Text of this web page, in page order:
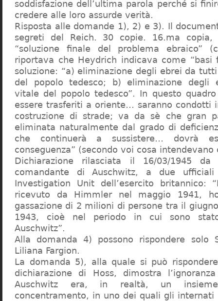
soddisfazione dell’ultima parola perché si
credere alle loro assurde verità.
Risposta alle domande 1), 2) e 3). Il
segreti del Reich. 30 copie. 16.ma copia,
“soluzione finale del problema ebraico”
riportava che Heydrich indicava come “basi
soluzione: “a) eliminazione degli ebrei da
del popolo tedesco; b) eliminazione degli
vitale del popolo tedesco”. In questo
essere trasferiti a oriente… saranno condotti
costruzione di strade; va da sè che gran
eliminata naturalmente dal grado di
che continuerà a sussistere… dovrà
conseguenza” (secondo voi cosa intendevano
Dichiarazione rilasciata il 16/03/1945
comandante di Auschwitz, a due
Investigation Unit dell’esercito britannico:
ricevuto da Himmler nel maggio 1941,
gassazione di 2 milioni di persone tra il
1943, cioè nel periodo in cui sono
Auschwitz”.
Alla domanda 4) possono rispondere solo
Liliana Fargion.
La domanda 5), alla quale si può
dichiarazione di Hoss, dimostra
Auschwitz era, in realtà, un
concentramento, in uno dei quali gli